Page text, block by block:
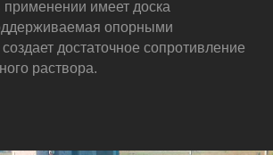
имеет доска
опорными
достаточное сопротивление
раствора.